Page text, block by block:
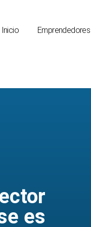
Inicio Emprendedores
es